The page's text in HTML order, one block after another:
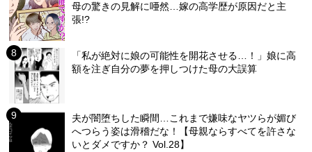
母の驚きの見解に唖然…嫁の高学歴が原因だと主
張!?
「私が絶対に娘の可能性を開花させる…！」娘に高
額を注ぎ自分の夢を押しつけた母の大誤算
夫が闇堕ちした瞬間…これまで嫌味なヤツらが媚び
へつらう姿は滑稽だな！【母親ならすべてを許さな
いとダメですか？ Vol.28】